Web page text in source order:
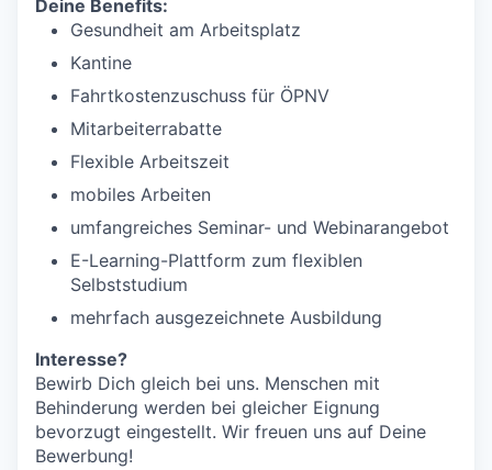
Deine Benefits:
Gesundheit am Arbeitsplatz
Kantine
Fahrtkostenzuschuss für ÖPNV
Mitarbeiterrabatte
Flexible Arbeitszeit
mobiles Arbeiten
umfangreiches Seminar- und Webinarangebot
E-Learning-Plattform zum flexiblen
Selbststudium
mehrfach ausgezeichnete Ausbildung
Interesse?
Bewirb Dich gleich bei uns. Menschen mit
Behinderung werden bei gleicher Eignung
bevorzugt eingestellt. Wir freuen uns auf Deine
Bewerbung!